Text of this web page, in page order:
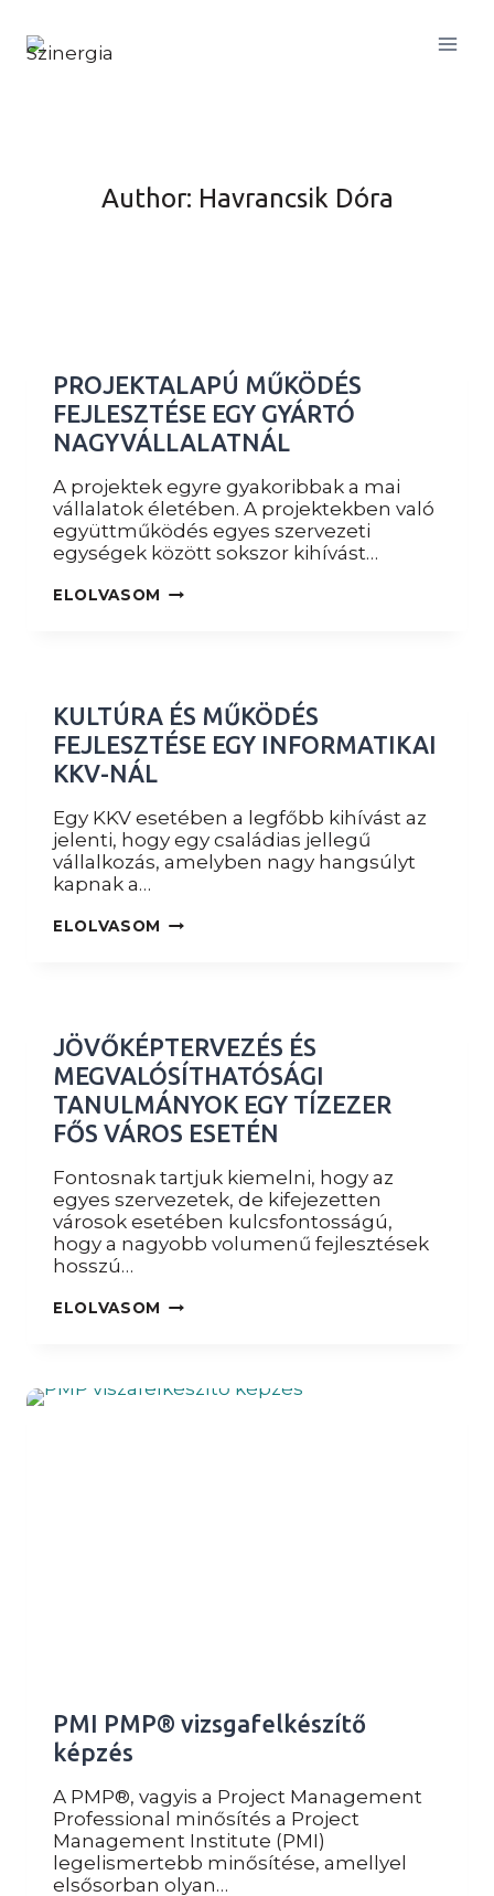
content
Author: Havrancsik Dóra
PROJEKTALAPÚ MŰKÖDÉS
FEJLESZTÉSE EGY GYÁRTÓ
NAGYVÁLLALATNÁL
A projektek egyre gyakoribbak a mai
vállalatok életében. A projektekben való
együttműködés egyes szervezeti
egységek között sokszor kihívást…
ELOLVASOM PROJEKTALAPÚ
KULTÚRA ÉS MŰKÖDÉS
FEJLESZTÉSE EGY INFORMATIKAI
KKV-NÁL
Egy KKV esetében a legfőbb kihívást az
jelenti, hogy egy családias jellegű
vállalkozás, amelyben nagy hangsúlyt
kapnak a…
ELOLVASOM KULTÚRA
NÁL
JÖVŐKÉPTERVEZÉS ÉS
MEGVALÓSÍTHATÓSÁGI
TANULMÁNYOK EGY TÍZEZER
FŐS VÁROS ESETÉN
Fontosnak tartjuk kiemelni, hogy az
egyes szervezetek, de kifejezetten
városok esetében kulcsfontosságú,
hogy a nagyobb volumenű fejlesztések
hosszú…
ELOLVASOM JÖVŐKÉPTERVEZÉS
TÍZEZER
PMI PMP® vizsgafelkészítő
képzés
A PMP®, vagyis a Project Management
Professional minősítés a Project
Management Institute (PMI)
legelismertebb minősítése, amellyel
elsősorban olyan…